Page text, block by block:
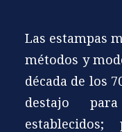
Las estampas
métodos y
década de los
destajo